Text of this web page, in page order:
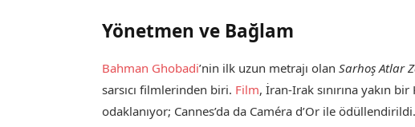
Yönetmen ve Bağlam
Bahman Ghobadi’nin ilk uzun metrajı olanSarhoş Atlar
sarsıcı filmlerinden biri. Film, İran-Irak sınırına yakın
odaklanıyor; Cannes’da da Caméra d’Or ile